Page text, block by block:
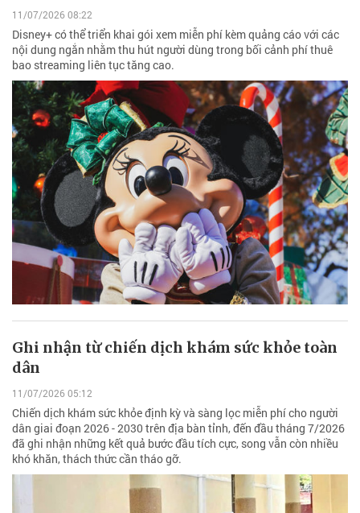
11/07/2026 08:22
Disney+ có thể triển khai gói xem miễn phí kèm quảng cáo với các
nội dung ngắn nhằm thu hút người dùng trong bối cảnh phí thuê
bao streaming liên tục tăng cao.
Ghi nhận từ chiến dịch khám sức khỏe toàn
dân
11/07/2026 05:12
Chiến dịch khám sức khỏe định kỳ và sàng lọc miễn phí cho người
dân giai đoạn 2026 - 2030 trên địa bàn tỉnh, đến đầu tháng 7/2026
đã ghi nhận những kết quả bước đầu tích cực, song vẫn còn nhiều
khó khăn, thách thức cần tháo gỡ.